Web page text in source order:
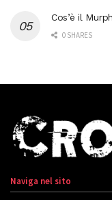
Cos’è il
0 SHARES
Naviga nel sito